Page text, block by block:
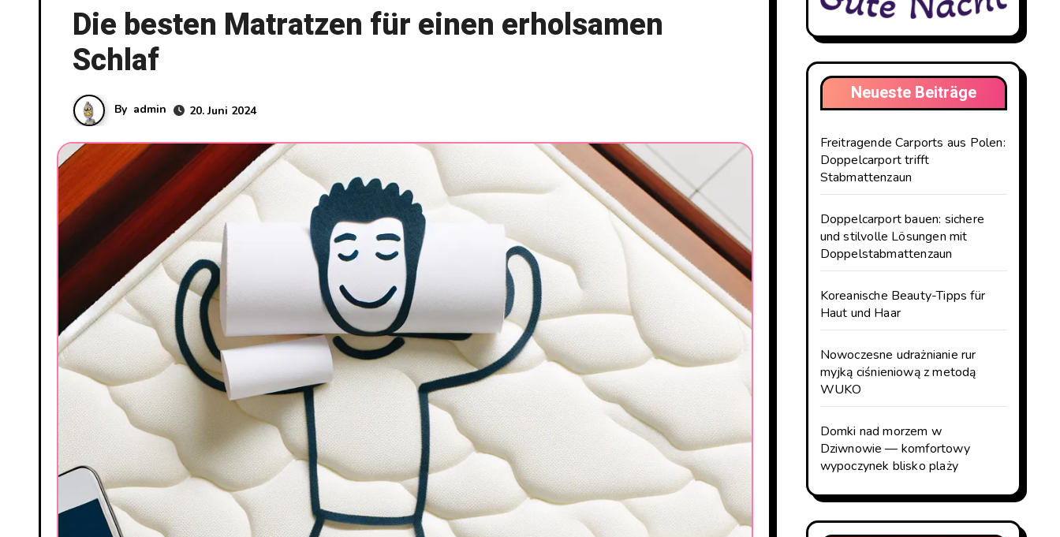
Die besten Matratzen für einen erholsamen
Schlaf
By admin 20. Juni 2024
Neueste Beiträge
Freitragende Carports aus Polen:
Doppelcarport trifft
Stabmattenzaun
Doppelcarport bauen: sichere
und stilvolle Lösungen mit
Doppelstabmattenzaun
Koreanische Beauty-Tipps für
Haut und Haar
Nowoczesne udrażnianie rur
myjką ciśnieniową z metodą
WUKO
Domki nad morzem w
Dziwnowie — komfortowy
wypoczynek blisko plaży